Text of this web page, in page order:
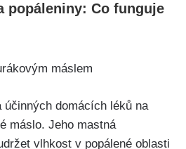
popáleniny:‌ Co‌ funguje⁤
máslem
domácích léků na
máslo.⁣ Jeho mastná
​vlhkost v popálené‌ oblasti